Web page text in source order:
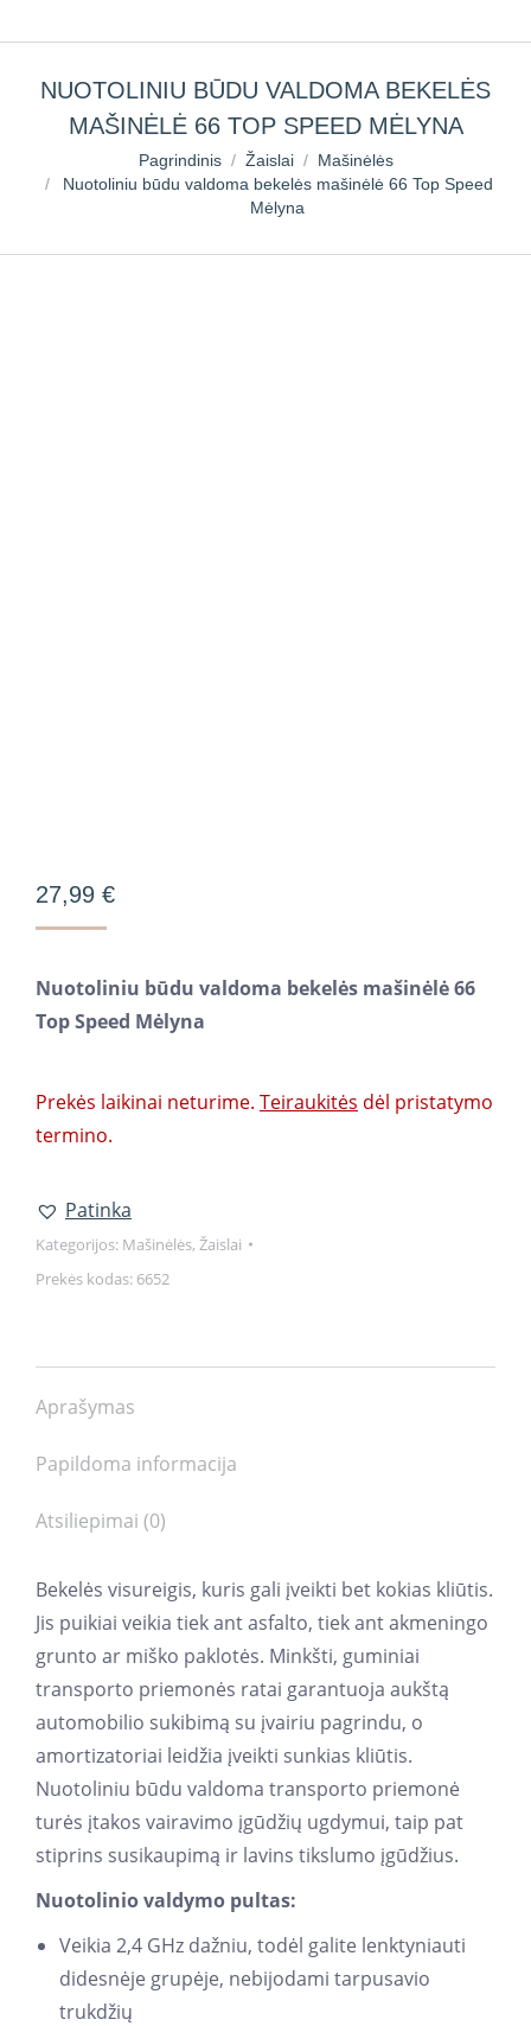
NUOTOLINIU BŪDU VALDOMA BEKELĖS
MAŠINĖLĖ 66 TOP SPEED MĖLYNA
You are here:Pagrindinis Žaislai
Mašinėlės
Nuotoliniu būdu valdoma bekelės mašinėlė 66 Top Speed
Mėlyna
27,99 €
Nuotoliniu būdu valdoma bekelės mašinėlė 66
Top Speed Mėlyna
Prekės laikinai neturime. Teiraukitės dėl pristatymo
termino.
Patinka
Kategorijos: Mašinėlės, Žaislai
Prekės kodas: 6652
Aprašymas
Papildoma informacija
Atsiliepimai (0)
Bekelės visureigis, kuris gali įveikti bet kokias kliūtis.
Jis puikiai veikia tiek ant asfalto, tiek ant akmeningo
grunto ar miško paklotės. Minkšti, guminiai
transporto priemonės ratai garantuoja aukštą
automobilio sukibimą su įvairiu pagrindu, o
amortizatoriai leidžia įveikti sunkias kliūtis.
Nuotoliniu būdu valdoma transporto priemonė
turės įtakos vairavimo įgūdžių ugdymui, taip pat
stiprins susikaupimą ir lavins tikslumo įgūdžius.
Nuotolinio valdymo pultas:
Veikia 2,4 GHz dažniu, todėl galite lenktyniauti
didesnėje grupėje, nebijodami tarpusavio
trukdžių